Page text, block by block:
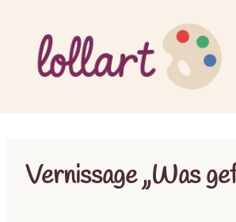
springen
Vernissage „Was